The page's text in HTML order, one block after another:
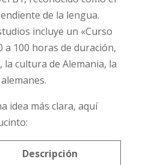
de la lengua.
incluye un «Curso
a 100 horas de duración,
la cultura de Alemania, la
idea más clara, aquí
Descripción